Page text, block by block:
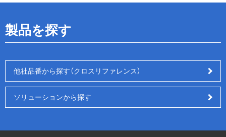
製品を探す
他社品番から探す（クロスリファレンス）
ソリューションから探す